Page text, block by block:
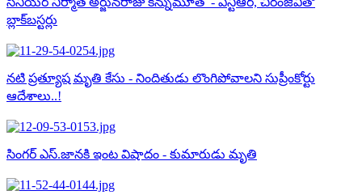
బ్లాక్‌బస్టర్లు
నటి ప్రత్యూష మృతి కేసు - నిందితుడు లొంగిపోవాలని సుప్రీంకోర్టు
ఆదేశాలు..!
సింగర్ ఎస్.జానకి ఇంట విషాదం - కుమారుడు మృతి